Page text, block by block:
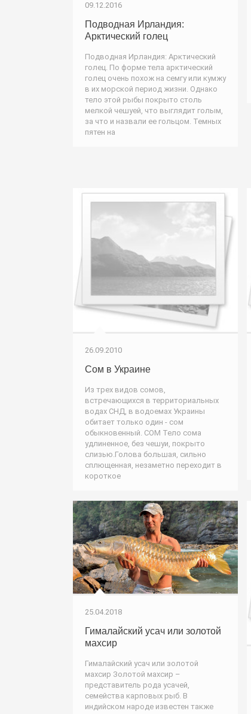
09.12.2016
Подводная Ирландия:
Арктический голец
Подводная Ирландия: Арктический
голец. По форме тела арктический
голец очень похож на семгу или кумжу
в их морской период жизни. Однако
тело этой рыбы покрыто столь
мелкой чешуей, что выглядит голым,
за что и назвали ее гольцом. Темных
пятен на
26.09.2010
Сом в Украине
Из трех видов сомов,
встречающихся в территориальных
водах СНД, в водоемах Украины
обитает только один - сом
обыкновенный. СОМ Тело сома
удлиненное, без чешуи, покрыто
слизью.Голова большая, сильно
сплющенная, незаметно переходит в
короткое
25.04.2018
Гималайский усач или золотой
махсир
Гималайский усач или золотой
махсир Золотой махсир –
представитель рода усачей,
семейства карповых рыб. В
индийском народе известен также